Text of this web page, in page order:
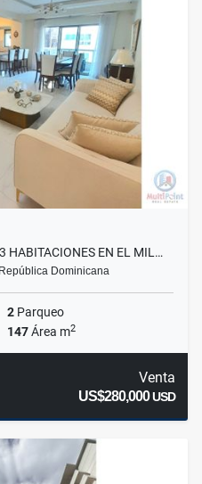
HABITACIONES EN EL MIL…
Dominicana
2 Parqueo
147Área m2
Venta
US$280,000USD